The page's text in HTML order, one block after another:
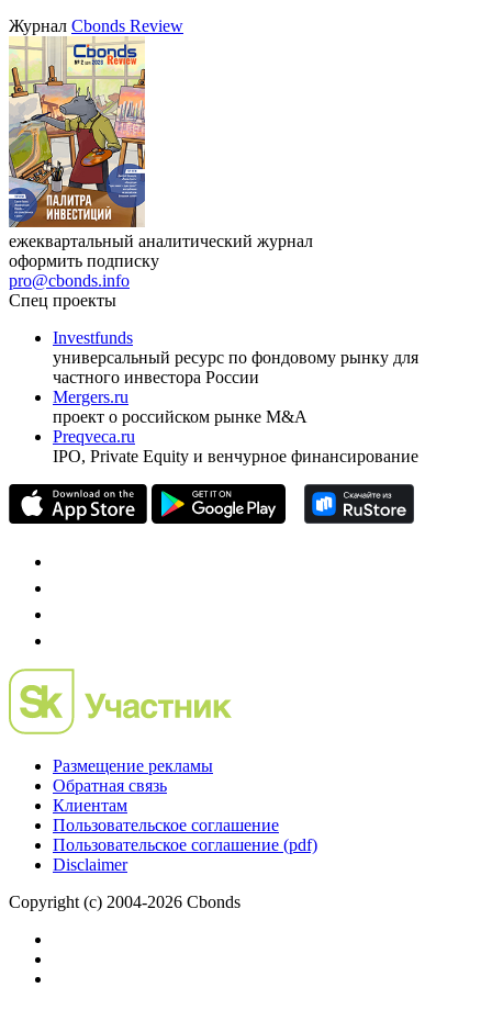
Журнал Cbonds Review
ежеквартальный аналитический журнал
оформить подписку
pro@cbonds.info
Спец проекты
Investfunds
универсальный ресурс по фондовому рынку для
частного инвестора России
Mergers.ru
проект о российском рынке M&A
Preqveca.ru
IPO, Private Equity и венчурное финансирование
Размещение рекламы
Обратная связь
Клиентам
Пользовательское соглашение
Пользовательское соглашение (pdf)
Disclaimer
Copyright (c) 2004-2026 Cbonds